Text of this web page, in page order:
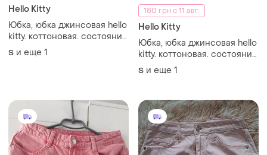
Hello Kitty
Юбка, юбка джинсовая hello
kitty. коттоновая. состояние
идеально.
S и еще 1
180 грн с 11 авг.
Hello Kitty
Юбка, юбка джинсовая hello
kitty. коттоновая. состояние
идеально.
S и еще 1